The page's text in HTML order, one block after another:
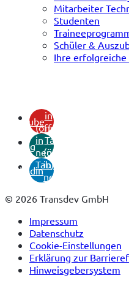
Mitarbeiter
Studenten
Schüler &
Ihre erfolgreiche
youtubein
neuem
Tab)
xing
(öffnet
in
neuem
Tab)
linkedin
(öffnet
in
neuem
© 2026 Transdev GmbH
Impressum
Datenschutz
Cookie-Einstellungen
Erklärung zur
Hinweisgebersystem